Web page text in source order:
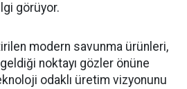
görüyor.
modern savunma ürünleri,
noktayı gözler önüne
odaklı üretim vizyonunu